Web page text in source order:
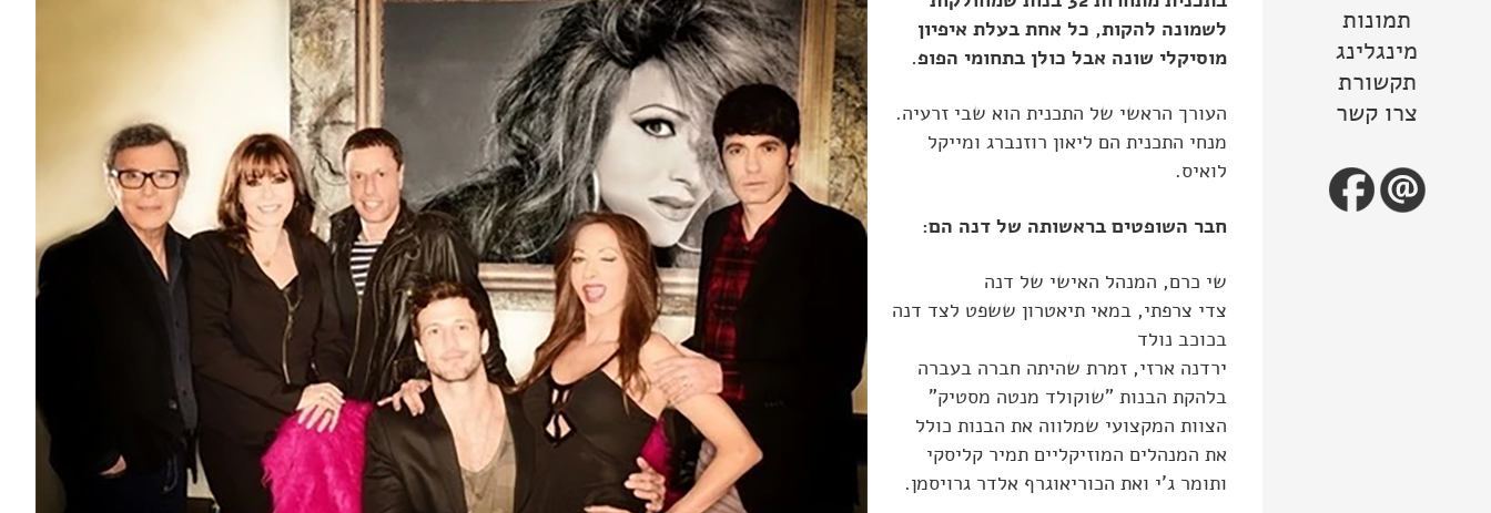
תמונות
מינגלינג
תקשורת
צרו קשר
לשמונה להקות, כל אחת בעלת איפיון
מוסיקלי שונה אבל כולן בתחומי הפופ.
העורך הראשי של התכנית הוא שבי זרעיה.
מנחי התכנית הם ליאון רוזנברג ומייקל
לואיס.
חבר השופטים בראשותה של דנה הם:
שי כרם, המנהל האישי של דנה
צדי צרפתי, במאי תיאטרון ששפט לצד דנה
בכוכב נולד
ירדנה ארזי, זמרת שהיתה חברה בעברה
בלהקת הבנות "שוקולד מנטה מסטיק"
הצוות המקצועי שמלווה את הבנות כולל
את המנהלים המוזיקליים תמיר קליסקי
ותומר ג'י ואת הכוריאוגרף אלדר גרויסמן.